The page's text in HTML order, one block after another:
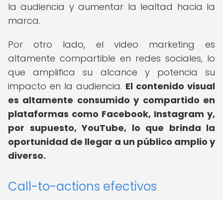
la audiencia y aumentar la lealtad hacia la
marca.
Por otro lado, el video marketing es
altamente compartible en redes sociales, lo
que amplifica su alcance y potencia su
impacto en la audiencia. El contenido visual
es altamente consumido y compartido en
plataformas como Facebook, Instagram y,
por supuesto, YouTube, lo que brinda la
oportunidad de llegar a un público amplio y
diverso.
Call-to-actions efectivos